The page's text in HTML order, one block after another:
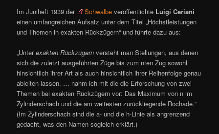
Im Juniheft 1939 der Schwalbe veröffentlichte Luigi Ceriani
einen umfangreichen Aufsatz unter dem Titel „Höchstleistungen
und Themen in exakten Rückzügern“ und führte dazu aus:
„Unterexakten Rückzügern versteht man Stellungen, aus denen
sich die zuletzt ausgeführten Züge bis zum nten Zug sowohl
hinsichtlich ihrer Art als auch hinsichtlich ihrer Reihenfolge genau
ableiten lassen. … nahm ich mit die die Erforschung von zwei
Themen bei exakten Rückzügern vor: Das Maximum von n im
Zylinderschach und die am weitesten zurückliegende Rochade.“
(Im Zylinderschach sind die a- und die h-Linie als angrenzend
gedacht, was den Namen sogleich erklärt.)